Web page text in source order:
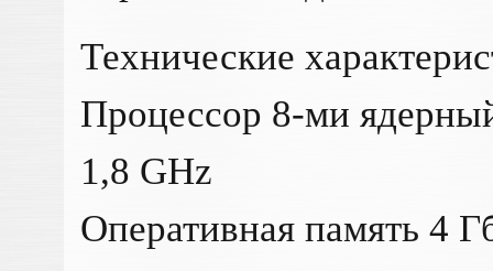
Технические
Процессор 8-ми
1,8 GHz
Оперативная память 4